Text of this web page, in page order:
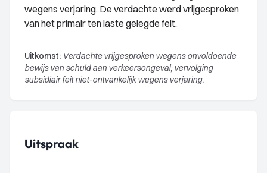
wegens verjaring. De verdachte werd vrijgesproken
van het primair ten laste gelegde feit.
Uitkomst: Verdachte vrijgesproken wegens onvoldoende
bewijs van schuld aan verkeersongeval; vervolging
subsidiair feit niet-ontvankelijk wegens verjaring.
Uitspraak